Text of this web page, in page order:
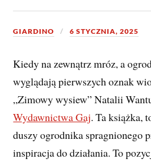
GIARDINO 6 STYCZNIA, 2025
Kiedy na zewnątrz mróz, a
wyglądają pierwszych oznak
„Zimowy wysiew” Natalii
Wydawnictwa Gaj. Ta książka,
duszy ogrodnika spragnionego
inspiracja do działania. To